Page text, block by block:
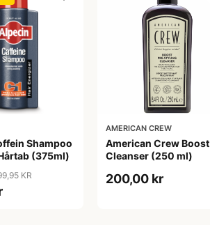
Shampoo
(375ml)
KR
AMERICAN CREW
American Crew Boost
Cleanser (250 ml)
200,00 kr